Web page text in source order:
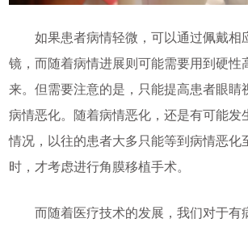
如果患者病情轻微，可以通过佩戴相
镜，而随着病情进展则可能需要用到硬性
来。但需要注意的是，只能提高患者眼睛
病情恶化。随着病情恶化，还是有可能发
情况，以往的患者大多只能等到病情恶化
时，才考虑进行角膜移植手术。
而随着医疗技术的发展，我们对于有